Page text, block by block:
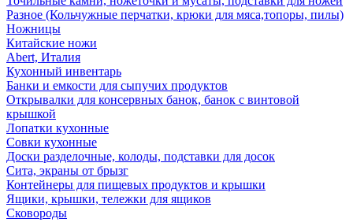
Разное (Кольчужные перчатки, крюки для мяса,топоры, пилы)
Ножницы
Китайские ножи
Abert, Италия
Кухонный инвентарь
Банки и емкости для сыпучих продуктов
Открывалки для консервных банок, банок с винтовой
крышкой
Лопатки кухонные
Совки кухонные
Доски разделочные, колоды, подставки для досок
Сита, экраны от брызг
Контейнеры для пищевых продуктов и крышки
Ящики, крышки, тележки для ящиков
Сковороды